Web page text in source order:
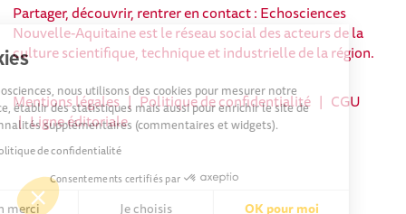
Cookies
Sur Echosciences, nous utilisons des cookies pour mesurer notre
audience, établir des statistiques mais aussi pour enrichir le site de
fonctionnalités supplémentaires (commentaires et widgets).
Lire la politique de confidentialité
Consentements certifiés par
Non merci Je choisis OK pour moi
Partager, découvrir, rentrer en contact : Echosciences
Nouvelle-Aquitaine est le réseau social des acteurs de la
culture scientifique, technique et industrielle de la région.
Mentions légales|Politique de confidentialité | CGU
|Ligne éditoriale